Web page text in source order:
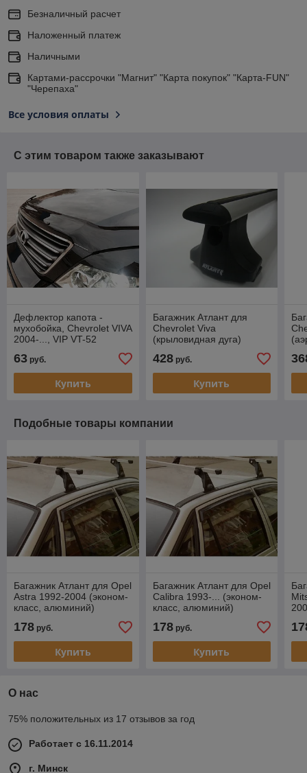
Безналичный расчет
Наложенный платеж
Наличными
Картами-рассрочки "Магнит" "Карта покупок" "Карта-FUN"
"Черепаха"
Все условия оплаты
С этим товаром также заказывают
Дефлектор капота -
мухобойка, Chevrolet VIVA
2004-..., VIP VT-52
63 руб.
Купить
Багажник Атлант для
Chevrolet Viva
(крыловидная дуга)
428руб.
Купить
Подобные товары компании
Багажник Атлант для Opel
Astra 1992-2004 (эконом-
класс, алюминий)
178 руб.
Купить
Багажник Атлант для Opel
Calibra 1993-... (эконом-
класс, алюминий)
178руб.
Купить
О нас
75% положительных из 17 отзывов за год
Работает с 16.11.2014
г. Минск